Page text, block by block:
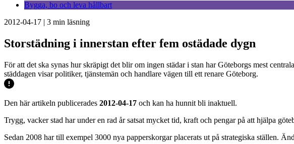
Bygga, bo och leva hållbart
2012-04-17 | 3 min läsning
Storstädning i innerstan efter fem ostädade dygn
För att det ska synas hur skräpigt det blir om ingen städar i stan har Göteborgs mest
städdagen visar politiker, tjänstemän och handlare vägen till ett renare Göteborg.
Den här artikeln publicerades 2012-04-17 och kan ha hunnit bli inaktuell.
Trygg, vacker stad har under en rad år satsat mycket tid, kraft och pengar på att hjälpa
Sedan 2008 har till exempel 3000 nya papperskorgar placerats ut på strategiska ställen.